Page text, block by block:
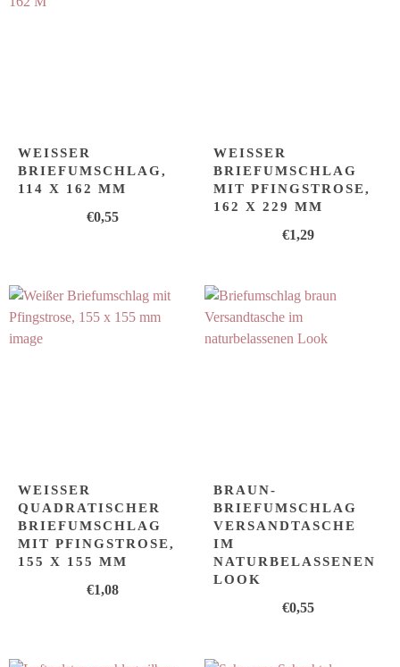
WEISSER B
RIEFUMSCHLAG, 1
14 X 162 MM
€0,55
WEISSER B
RIEFUMSCHLAG M
IT PFINGSTROSE, 1
62 X 229 MM
€1,29
WEISSER Q
UADRATISCHER B
RIEFUMSCHLAG M
IT PFINGSTROSE, 1
55 X 155 MM
€1,08
BRAUN-
BRIEFUMSCHLAG
VERSANDTASCHE
IM
NATURBELASSENEN
LOOK
€0,55